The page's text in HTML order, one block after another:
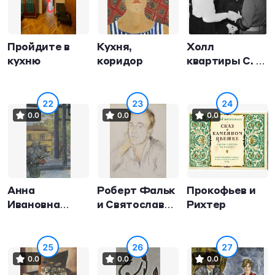
Пройдите в
кухню
Кухня,
коридор
Холл
квартиры С. Т.
22
0.0
Анна
Ивановна
23
0.0
Роберт Фальк
и Святослав
24
0.0
Прокофьев и
Рихтер
25
0.0
26
0.0
27
0.0